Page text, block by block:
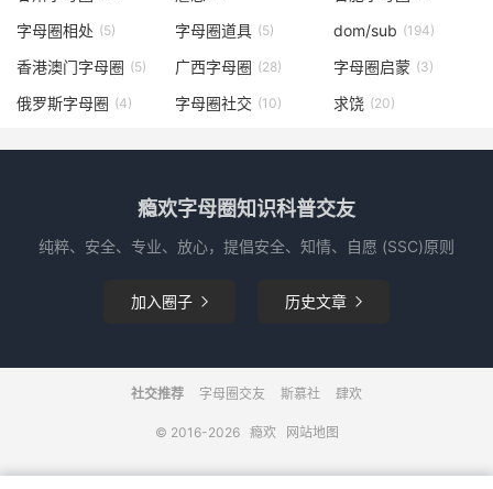
字母圈相处 (5) 字母圈道具 (5) dom/sub (194)
香港澳门字母圈 (5) 广西字母圈 (28) 字母圈启蒙 (3)
俄罗斯字母圈 (4) 字母圈社交 (10) 求饶 (20)
瘾欢字母圈知识科普交友
纯粹、安全、专业、放心，提倡安全、知情、自愿 (SSC)原则
加入圈子  历史文章 
社交推荐 字母圈交友 斯慕社 肆欢
© 2016-2026 瘾欢 网站地图